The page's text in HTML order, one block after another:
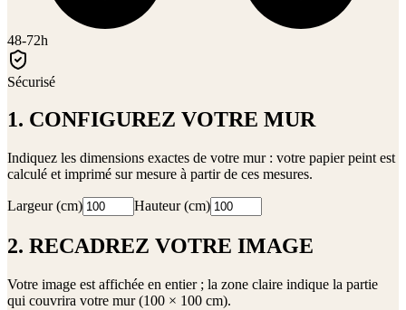
48-72h
Sécurisé
1. CONFIGUREZ VOTRE MUR
Indiquez les dimensions exactes de votre mur : votre papier peint est
calculé et imprimé sur mesure à partir de ces mesures.
Largeur (cm) Hauteur (cm)
2. RECADREZ VOTRE IMAGE
Votre image est affichée en entier ; la zone claire indique la partie
qui couvrira votre mur (100 × 100 cm).